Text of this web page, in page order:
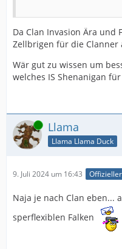
Da Clan Invasion Ära
Zellbrigen für die Clanner
Wär gut zu wissen um
welches IS Shenanigan
Online Llama
Llama Llama Duck
9. Juli 2024 um 16:43
Naja je nach Clan eben...
sperflexiblen Falken